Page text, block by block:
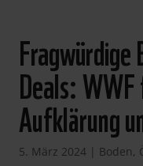
Deals:
Aufklärung
5. März 2024| Boden,